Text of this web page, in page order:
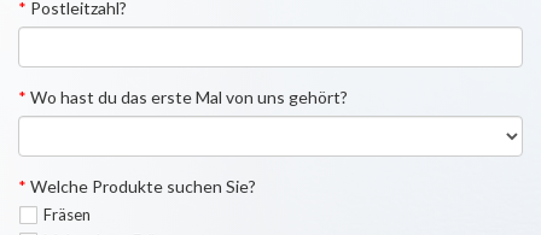
* Postleitzahl?
* Wo hast du das erste Mal von uns gehört?
* Welche Produkte suchen Sie?
Fräsen